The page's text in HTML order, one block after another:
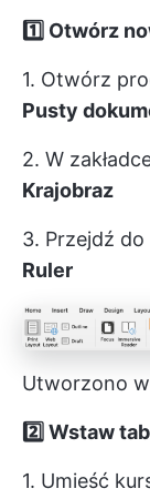
1️⃣ Otwórz
1. Otwórz
Pusty
2. W
Krajobraz
3. Przejdź do
Ruler
Utworzono
2️⃣ Wstaw
1. Umieść